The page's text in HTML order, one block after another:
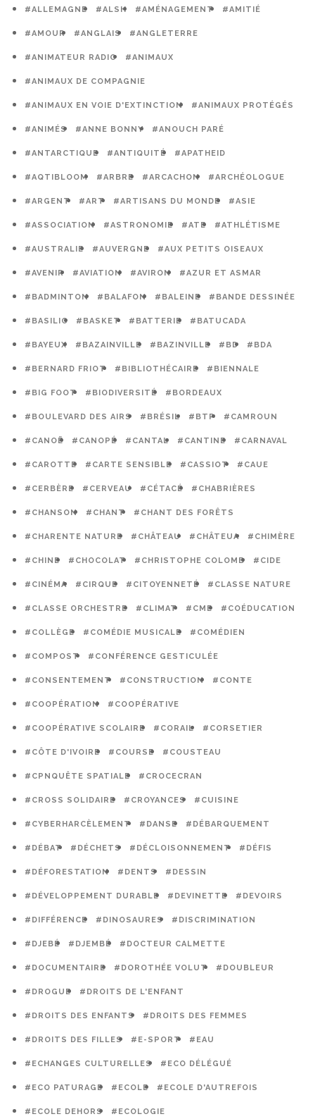
#ALLEMAGNE #ALSH #AMÉNAGEMENT #AMITIÉ
#AMOUR #ANGLAIS #ANGLETERRE
#ANIMATEUR RADIO #ANIMAUX
#ANIMAUX DE COMPAGNIE
#ANIMAUX EN VOIE D'EXTINCTION #ANIMAUX PROTÉGÉS
#ANIMÉS #ANNE BONNY #ANOUCH PARÉ
#ANTARCTIQUE #ANTIQUITÉ #APATHEID
#AQTIBLOOM #ARBRE #ARCACHON #ARCHÉOLOGUE
#ARGENT #ART #ARTISANS DU MONDE #ASIE
#ASSOCIATION #ASTRONOMIE #ATE #ATHLÉTISME
#AUSTRALIE #AUVERGNE #AUX PETITS OISEAUX
#AVENIR #AVIATION #AVIRON #AZUR ET ASMAR
#BADMINTON #BALAFON #BALEINE #BANDE DESSINÉE
#BASILIC #BASKET #BATTERIE #BATUCADA
#BAYEUX #BAZAINVILLE #BAZINVILLE #BD #BDA
#BERNARD FRIOT #BIBLIOTHÉCAIRE #BIENNALE
#BIG FOOT #BIODIVERSITÉ #BORDEAUX
#BOULEVARD DES AIRS #BRÉSIL #BTP #CAMROUN
#CANOË #CANOPÉ #CANTAL #CANTINE #CARNAVAL
#CAROTTE #CARTE SENSIBLE #CASSIOT #CAUE
#CERBÈRE #CERVEAU #CÉTACÉ #CHABRIÈRES
#CHANSON #CHANT #CHANT DES FORÊTS
#CHARENTE NATURE #CHÂTEAU #CHÂTEUA #CHIMÈRE
#CHINE #CHOCOLAT #CHRISTOPHE COLOMB #CIDE
#CINÉMA #CIRQUE #CITOYENNETÉ #CLASSE NATURE
#CLASSE ORCHESTRE #CLIMAT #CME #COÉDUCATION
#COLLÈGE #COMÉDIE MUSICALE #COMÉDIEN
#COMPOST #CONFÉRENCE GESTICULÉE
#CONSENTEMENT #CONSTRUCTION #CONTE
#COOPÉRATION #COOPÉRATIVE
#COOPÉRATIVE SCOLAIRE #CORAIL #CORSETIER
#CÔTE D'IVOIRE #COURSE #COUSTEAU
#CPNQUÊTE SPATIALE #CROCECRAN
#CROSS SOLIDAIRE #CROYANCES #CUISINE
#CYBERHARCÈLEMENT #DANSE #DÉBARQUEMENT
#DÉBAT #DÉCHETS #DÉCLOISONNEMENT #DÉFIS
#DÉFORESTATION #DENTS #DESSIN
#DÉVELOPPEMENT DURABLE #DEVINETTE #DEVOIRS
#DIFFÉRENCE #DINOSAURES #DISCRIMINATION
#DJEBÉ #DJEMBÉ #DOCTEUR CALMETTE
#DOCUMENTAIRE #DOROTHÉE VOLUT #DOUBLEUR
#DROGUE #DROITS DE L'ENFANT
#DROITS DES ENFANTS #DROITS DES FEMMES
#DROITS DES FILLES #E-SPORT #EAU
#ECHANGES CULTURELLES #ECO DÉLÉGUÉ
#ECO PATURAGE #ECOLE #ECOLE D'AUTREFOIS
#ECOLE DEHORS #ECOLOGIE